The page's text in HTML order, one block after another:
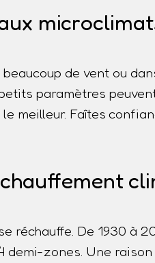
de vent ou
paramètres
meilleur. Faîtes
réchauffe. De 1930 à
demi-zones. Une